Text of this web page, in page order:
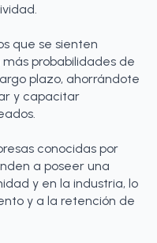
que se sienten
probabilidades de
plazo, ahorrándote
y capacitar
conocidas por
a poseer una
y en la industria, lo
y a la retención de